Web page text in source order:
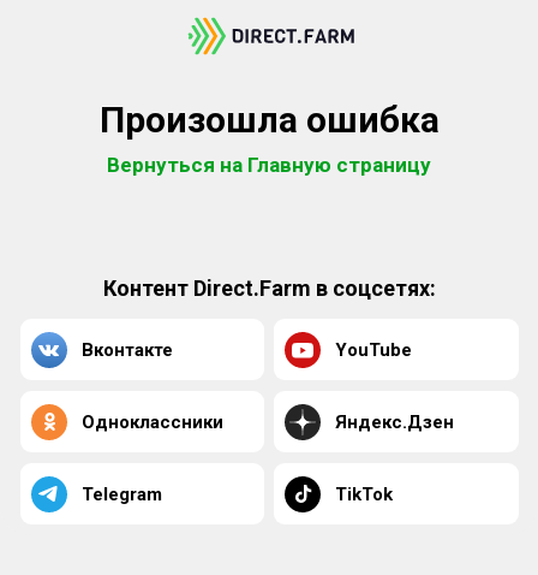
Произошла ошибка
Вернуться на Главную страницу
Контент Direct.Farm в соцсетях:
Вконтакте YouTube
Одноклассники Яндекс.Дзен
Telegram TikTok